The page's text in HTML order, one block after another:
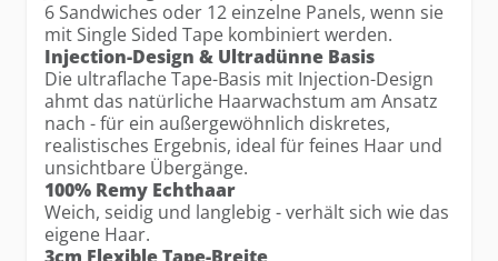
6 Sandwiches oder 12 einzelne Panels, wenn sie
mit Single Sided Tape kombiniert werden.
Injection-Design & Ultradünne Basis
Die ultraflache Tape-Basis mit Injection-Design
ahmt das natürliche Haarwachstum am Ansatz
nach - für ein außergewöhnlich diskretes,
realistisches Ergebnis, ideal für feines Haar und
unsichtbare Übergänge.
100% Remy Echthaar
Weich, seidig und langlebig - verhält sich wie das
eigene Haar.